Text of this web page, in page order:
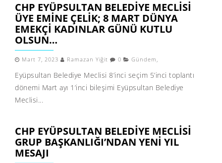
CHP EYÜPSULTAN BELEDIYE MECLISI
ÜYE EMINE ÇELIK; 8 MART DÜNYA
EMEKÇI KADINLAR GÜNÜ KUTLU
OLSUN…
Mart 7, 2023 Ramazan Yiğit 0 Gündem ,
Eyüpsultan Belediye Meclisi 8’inci seçim 5’inci toplantı
dönemi Mart ayı 1’inci bileşimi Eyüpsultan Belediye
Meclisi...
CHP EYÜPSULTAN BELEDIYE MECLISI
GRUP BAŞKANLIĞI’NDAN YENI YIL
MESAJI